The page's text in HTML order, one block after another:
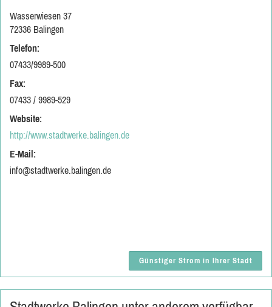
Wasserwiesen 37
72336 Balingen
Telefon:
07433/9989-500
Fax:
07433 / 9989-529
Website:
http://www.stadtwerke.balingen.de
E-Mail:
info@stadtwerke.balingen.de
Günstiger Strom in Ihrer Stadt